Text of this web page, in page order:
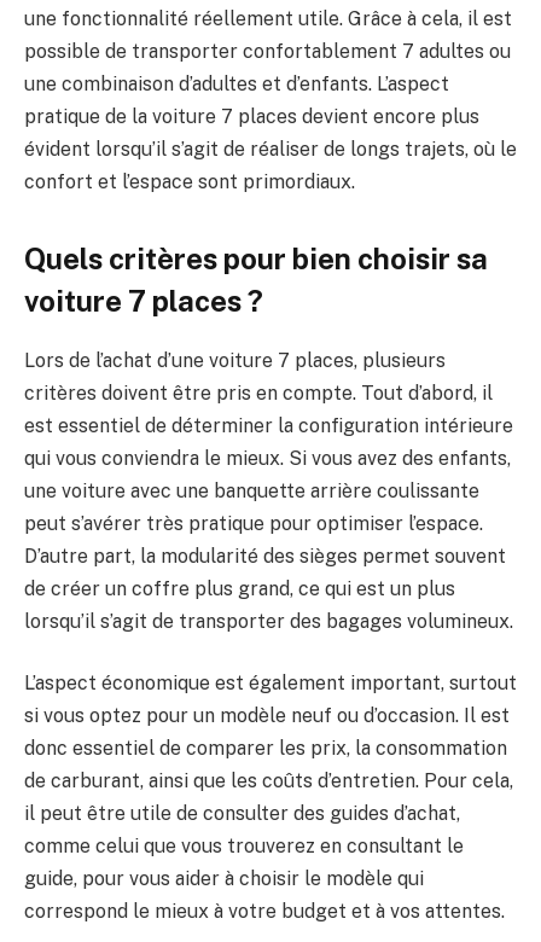
une fonctionnalité réellement utile. Grâce à cela, il est
possible de transporter confortablement 7 adultes ou
une combinaison d’adultes et d’enfants. L’aspect
pratique de la voiture 7 places devient encore plus
évident lorsqu’il s’agit de réaliser de longs trajets, où le
confort et l’espace sont primordiaux.
Quels critères pour bien choisir sa
voiture 7 places ?
Lors de l’achat d’une voiture 7 places, plusieurs
critères doivent être pris en compte. Tout d’abord, il
est essentiel de déterminer la configuration intérieure
qui vous conviendra le mieux. Si vous avez des enfants,
une voiture avec une banquette arrière coulissante
peut s’avérer très pratique pour optimiser l’espace.
D’autre part, la modularité des sièges permet souvent
de créer un coffre plus grand, ce qui est un plus
lorsqu’il s’agit de transporter des bagages volumineux.
L’aspect économique est également important, surtout
si vous optez pour un modèle neuf ou d’occasion. Il est
donc essentiel de comparer les prix, la consommation
de carburant, ainsi que les coûts d’entretien. Pour cela,
il peut être utile de consulter des guides d’achat,
comme celui que vous trouverez en consultant le
guide, pour vous aider à choisir le modèle qui
correspond le mieux à votre budget et à vos attentes.